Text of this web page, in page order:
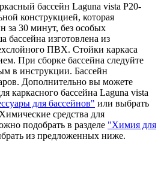
бассейн Laguna vista Р20-
конструкцией, которая
за 30 минут, без особых
изготовлена из
ПВХ. Стойки каркаса
При сборке бассейна следуйте
в инструкции. Бассейн
Дополнительно вы можете
каркасного бассейна Laguna vista
для бассейнов" или выбрать
средства для
подобрать в разделе "Химия для
из предложенных ниже.